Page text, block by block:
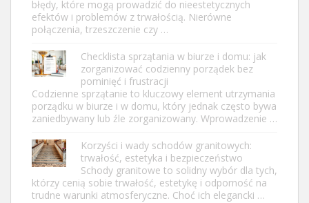
błędy, które mogą prowadzić do nieestetycznych
efektów i problemów z trwałością. Nierówne
połączenia, trzeszczenie czy …
Checklista sprzątania w biurze i domu: jak
zorganizować codzienny porządek bez
pominięć i frustracji
Codzienne sprzątanie to kluczowy element utrzymania
porządku w biurze i w domu, który jednak często bywa
zaniedbywany lub źle zorganizowany. Wprowadzenie …
Korzyści i wady schodów granitowych:
trwałość, estetyka i bezpieczeństwo
Schody granitowe to solidny wybór dla tych,
którzy cenią sobie trwałość, estetykę i odporność na
trudne warunki atmosferyczne. Choć ich elegancki …